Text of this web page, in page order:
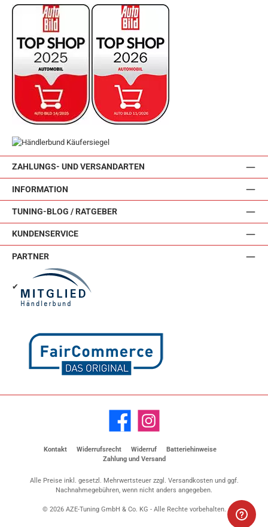
ZAHLUNGS- UND VERSANDARTEN
INFORMATION
TUNING-BLOG / RATGEBER
KUNDENSERVICE
PARTNER
✔
Facebook Instagram
Kontakt Widerrufsrecht Widerruf
Batteriehinweise
Zahlung und Versand
Alle Preise inkl. gesetzl. Mehrwertsteuer zzgl. Versandkostenund ggf.
Nachnahmegebühren, wenn nicht anders angegeben.
© 2026 AZE-Tuning GmbH & Co. KG - Alle Rechte vorbehalten.